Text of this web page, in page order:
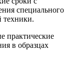
специального
техники.
практические
в образцах